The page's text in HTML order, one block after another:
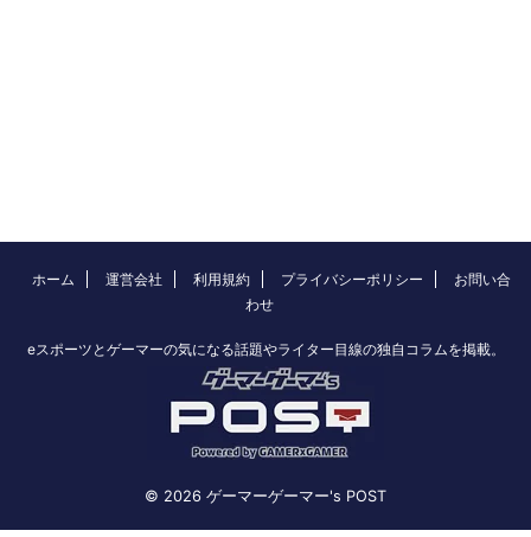
ホーム 運営会社 利用規約 プライバシーポリシー
お問い合
わせ
eスポーツとゲーマーの気になる話題やライター目線の独自コラムを掲載。
© 2026 ゲーマーゲーマー's POST